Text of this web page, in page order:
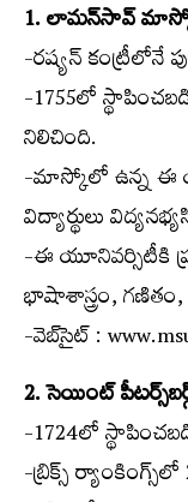
1. లామన్‌సావ్
-రష్యన్ కంట్రీలోనే
-1755లో
నిలిచింది.
-మాస్కోలో ఉన్న ఈ
విద్యార్థులు
-ఈ యూనివర్సిటీకి
భాషాశాస్త్రం, గణితం,
-వెబ్‌సైట్ :
2. సెయింట్
-1724లో
-బ్రిక్స్